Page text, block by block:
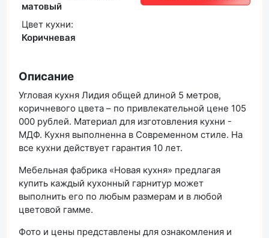
матовый
Цвет кухни:
Коричневая
Описание
Угловая кухня Лидия общей длиной 5 метров,
коричневого цвета – по привлекательной цене 105
000 рублей. Материал для изготовления кухни -
МДФ. Кухня выполненна в Современном стиле. На
все кухни действует гарантия 10 лет.
Мебельная фабрика «Новая кухня» предлагая
купить каждый кухонный гарнитур может
выполнить его по любым размерам и в любой
цветовой гамме.
Фото и цены представлены для ознакомления и